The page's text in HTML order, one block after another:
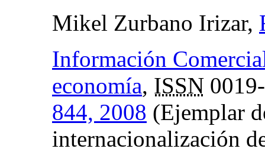
Mikel Zurbano Irizar,
Información
economía, ISSN
844, 2008 (Ejemplar
internacionalización